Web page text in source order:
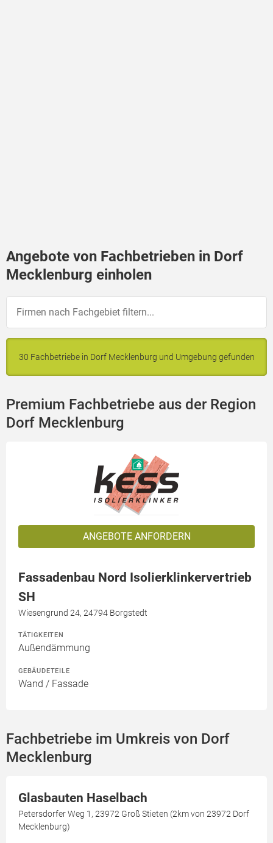
Angebote von Fachbetrieben in Dorf
Mecklenburg einholen
30 Fachbetriebe in Dorf Mecklenburg und Umgebung gefunden
Premium Fachbetriebe aus der Region
Dorf Mecklenburg
ANGEBOTE ANFORDERN
Fassadenbau Nord Isolierklinkervertrieb
SH
Wiesengrund 24, 24794 Borgstedt
TÄTIGKEITEN
Außendämmung
GEBÄUDETEILE
Wand / Fassade
Fachbetriebe im Umkreis von Dorf
Mecklenburg
Glasbauten Haselbach
Petersdorfer Weg 1, 23972 Groß Stieten (2km von 23972 Dorf
Mecklenburg)